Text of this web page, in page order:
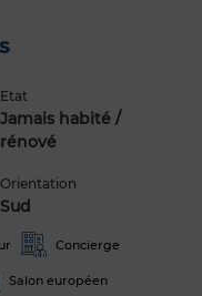
Etat
Jamais habité /
rénové
Orientation
Sud
Concierge
Salon européen